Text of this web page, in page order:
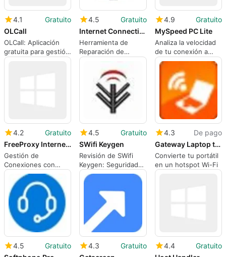
4.1
Gratuito
OLCall
OLCall: Aplicación
gratuita para gestión
de Wifi
4.5
Gratuito
Internet Connection Repair Tool
Herramienta de
Reparación de
Conexión a Internet
4.9
Gratuito
MySpeed PC Lite
Analiza la velocidad
de tu conexión a
Internet
4.2
Gratuito
FreeProxy Internet Suite
Gestión de
Conexiones con
FreeProxy Internet
Suite
4.5
Gratuito
SWifi Keygen
Revisión de SWifi
Keygen: Seguridad
en Redes WiFi
4.3
De pago
Gateway Laptop to Hotspot Converter
Convierte tu portátil
en un hotspot Wi-Fi
4.5
Gratuito
4.3
Gratuito
4.4
Gratuito